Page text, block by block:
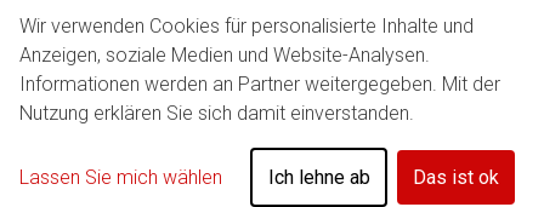
Versandkosten
AGB
Impressum
Cookie-Einstellungen
Wir verwenden Cookies für personalisierte Inhalte und
Anzeigen, soziale Medien und Website-Analysen.
Informationen werden an Partner weitergegeben. Mit der
Nutzung erklären Sie sich damit einverstanden.
Lassen Sie mich wählen Ich lehne ab Das ist ok